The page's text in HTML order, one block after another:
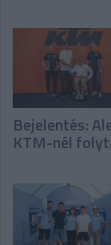
Bejelentés:
KTM-nél